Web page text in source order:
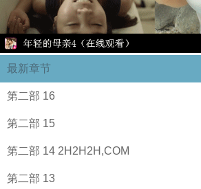
最新章节
第二部 16
第二部 15
第二部 14 2H2H2H,COM
第二部 13